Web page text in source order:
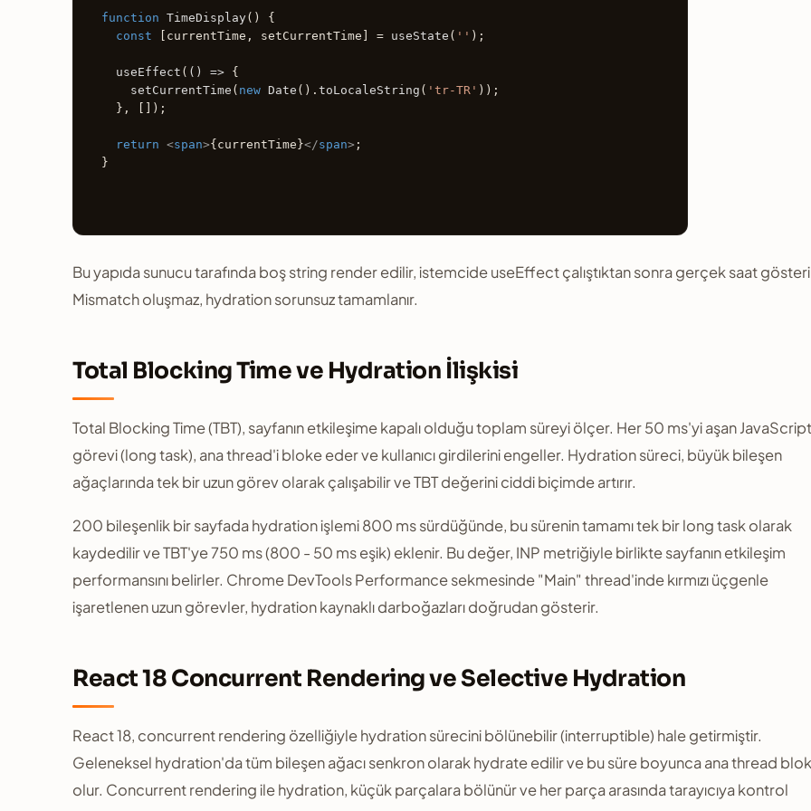
function TimeDisplay( ) {
const [currentTime, setCurrentTime] = useState ( '' );
useEffect ( () => {
setCurrentTime ( new Date (). toLocaleString ( 'tr-TR' ));
return <span>{currentTime}</span> ;
}
Bu yapıda sunucu tarafında boş string render edilir, istemcide useEffect çalıştıktan sonra gerçek saat
Mismatch oluşmaz, hydration sorunsuz tamamlanır.
Total Blocking Time ve Hydration İlişkisi
Total Blocking Time (TBT), sayfanın etkileşime kapalı olduğu toplam süreyi ölçer. Her 50 ms'yi aşan JavaScript
görevi (long task), ana thread'i bloke eder ve kullanıcı girdilerini engeller. Hydration süreci, büyük bileşen
ağaçlarında tek bir uzun görev olarak çalışabilir ve TBT değerini ciddi biçimde artırır.
200 bileşenlik bir sayfada hydration işlemi 800 ms sürdüğünde, bu sürenin tamamı tek bir long task olarak
kaydedilir ve TBT'ye 750 ms (800 - 50 ms eşik) eklenir. Bu değer, INP metriğiyle birlikte sayfanın etkileşim
performansını belirler. Chrome DevTools Performance sekmesinde "Main" thread'inde kırmızı üçgenle
işaretlenen uzun görevler, hydration kaynaklı darboğazları doğrudan gösterir.
React 18 Concurrent Rendering ve Selective Hydration
React 18, concurrent rendering özelliğiyle hydration sürecini bölünebilir (interruptible) hale getirmiştir.
Geleneksel hydration'da tüm bileşen ağacı senkron olarak hydrate edilir ve bu süre boyunca ana thread
olur. Concurrent rendering ile hydration, küçük parçalara bölünür ve her parça arasında tarayıcıya kontrol